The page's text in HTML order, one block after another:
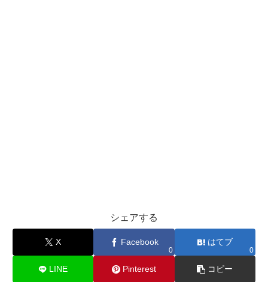
シェアする
X Facebook
0
はてブ
0
LINE Pinterest コピー